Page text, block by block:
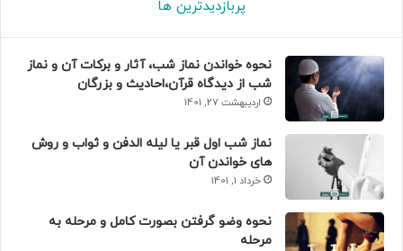
پربازدیدترین ها
نحوه خواندن نماز شب، آثار و برکات آن و نماز
شب از دیدگاه قرآن،احادیث و بزرگان
اردیبهشت 27, 1401
نماز شب اول قبر یا لیله الدفن و ثواب و روش
های خواندن آن
خرداد 1, 1401
نحوه وضو گرفتن بصورت کامل و مرحله به
مرحله